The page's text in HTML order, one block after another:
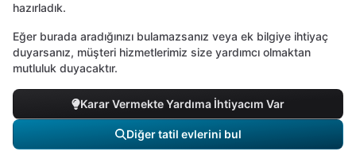
hazırladık.
Eğer burada aradığınızı bulamazsanız veya ek bilgiye ihtiyaç
duyarsanız, müşteri hizmetlerimiz size yardımcı olmaktan
mutluluk duyacaktır.
Karar Vermekte Yardıma İhtiyacım Var
Diğer tatil evlerini bul